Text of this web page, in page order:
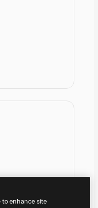
to enhance site